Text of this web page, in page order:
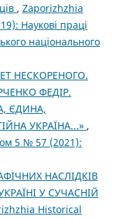
, Zaporizhzhia
Наукові праці
національного
НЕСКОРЕНОГО.
ФЕДІР.
ЄДИНА,
УКРАЇНА...» ,
5 № 57 (2021):
НАСЛІДКІВ
У СУЧАСНІЙ
Historical